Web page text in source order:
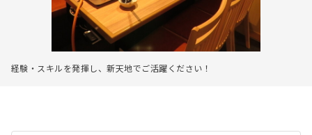
経験・スキルを発揮し、新天地でご活躍ください！